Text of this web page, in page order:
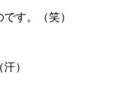
す。（笑）
）